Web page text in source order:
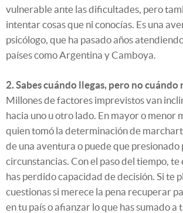
vulnerable ante las dificultades, pero
intentar cosas que ni conocías. Es una
psicólogo, que ha pasado años
países como Argentina y Camboya.
2. Sabes cuándo llegas, pero no cuándo
Millones de factores imprevistos van
hacia uno u otro lado. En mayor o menor
quien tomó la determinación de
de una aventura o puede que presionado
circunstancias. Con el paso del tiempo,
has perdido capacidad de decisión. Si te
cuestionas si merece la pena recuperar
en tu país o afianzar lo que has sumado a